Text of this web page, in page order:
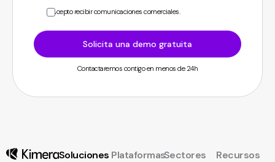
Acepto recibir comunicaciones comerciales.
Solicita una demo gratuita
Contactaremos contigo en menos de 24h
Soluciones PlataformasSectores
Recursos